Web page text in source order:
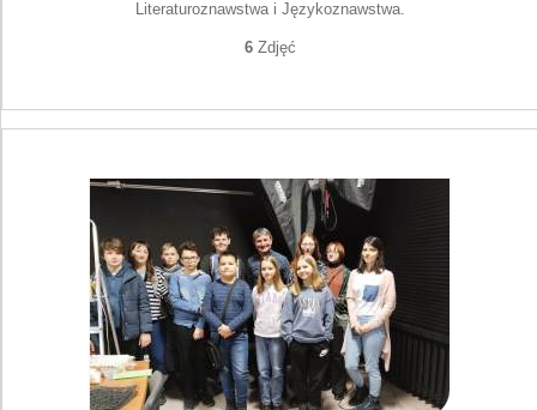
Literaturoznawstwa i Językoznawstwa.
6Zdjęć